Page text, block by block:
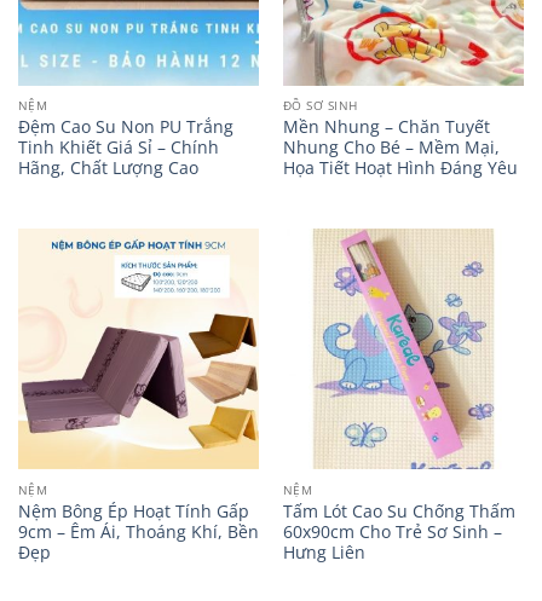
NỆM
Đệm Cao Su Non PU Trắng
Tinh Khiết Giá Sỉ – Chính
Hãng, Chất Lượng Cao
ĐỒ SƠ SINH
Mền Nhung – Chăn Tuyết
Nhung Cho Bé – Mềm Mại,
Họa Tiết Hoạt Hình Đáng Yêu
NỆM
Nệm Bông Ép Hoạt Tính Gấp
9cm – Êm Ái, Thoáng Khí, Bền
Đẹp
NỆM
Tấm Lót Cao Su Chống Thấm
60x90cm Cho Trẻ Sơ Sinh –
Hưng Liên